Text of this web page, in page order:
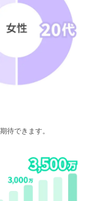
待できます。